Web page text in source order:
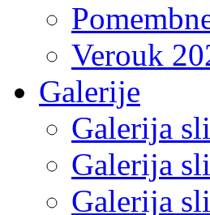
Verouk
Galerije
Galerija
Galerija
Galerija